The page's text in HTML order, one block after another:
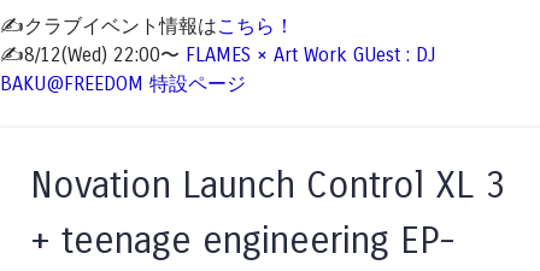
✍️クラブイベント情報はこちら！
✍️8/12(Wed) 22:00〜 FLAMES × Art Work GUest : DJ
BAKU@FREEDOM 特設ページ
Novation Launch Control XL 3
+ teenage engineering EP-